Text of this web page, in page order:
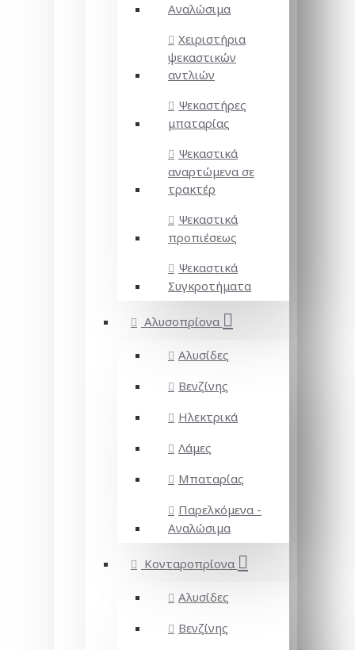
Αναλώσιμα
Χειριστήρια
ψεκαστικών
αντλιών
Ψεκαστήρες
μπαταρίας
Ψεκαστικά
αναρτώμενα σε
τρακτέρ
Ψεκαστικά
προπιέσεως
Ψεκαστικά
Συγκροτήματα
Αλυσοπρίονα
Αλυσίδες
Βενζίνης
Ηλεκτρικά
Λάμες
Μπαταρίας
Παρελκόμενα -
Αναλώσιμα
Κονταροπρίονα
Αλυσίδες
Βενζίνης